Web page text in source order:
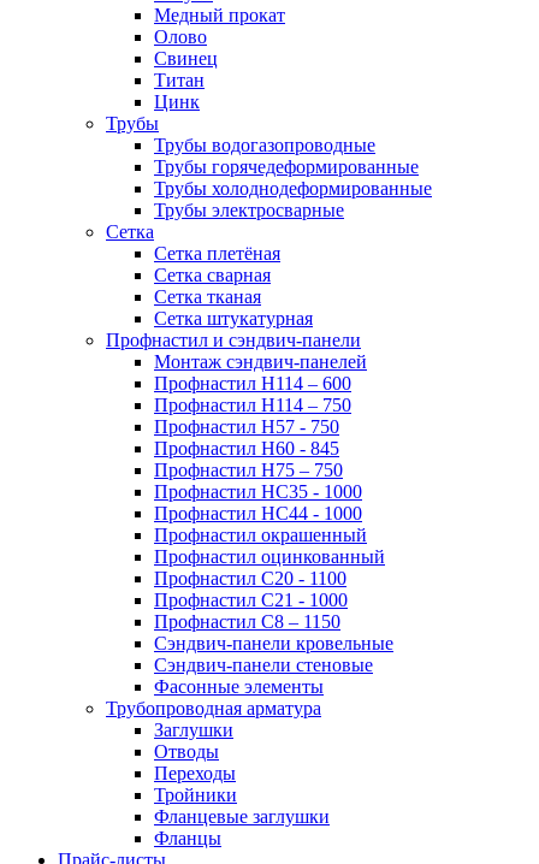
Медный прокат
Олово
Свинец
Титан
Цинк
Трубы
Трубы водогазопроводные
Трубы горячедеформированные
Трубы холоднодеформированные
Трубы электросварные
Сетка
Сетка плетёная
Сетка сварная
Сетка тканая
Сетка штукатурная
Профнастил и сэндвич-панели
Монтаж сэндвич-панелей
Профнастил Н114 – 600
Профнастил Н114 – 750
Профнастил Н57 - 750
Профнастил Н60 - 845
Профнастил Н75 – 750
Профнастил НС35 - 1000
Профнастил НС44 - 1000
Профнастил окрашенный
Профнастил оцинкованный
Профнастил С20 - 1100
Профнастил С21 - 1000
Профнастил С8 – 1150
Сэндвич-панели кровельные
Сэндвич-панели стеновые
Фасонные элементы
Трубопроводная арматура
Заглушки
Отводы
Переходы
Тройники
Фланцевые заглушки
Фланцы
Прайс-листы